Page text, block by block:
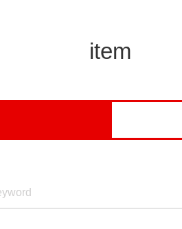
item